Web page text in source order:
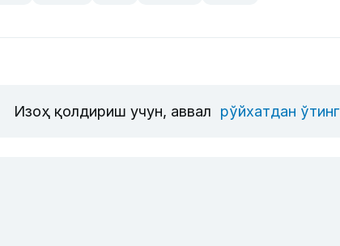
Изоҳ қолдириш учун, аввал рўйхатдан ўтинг